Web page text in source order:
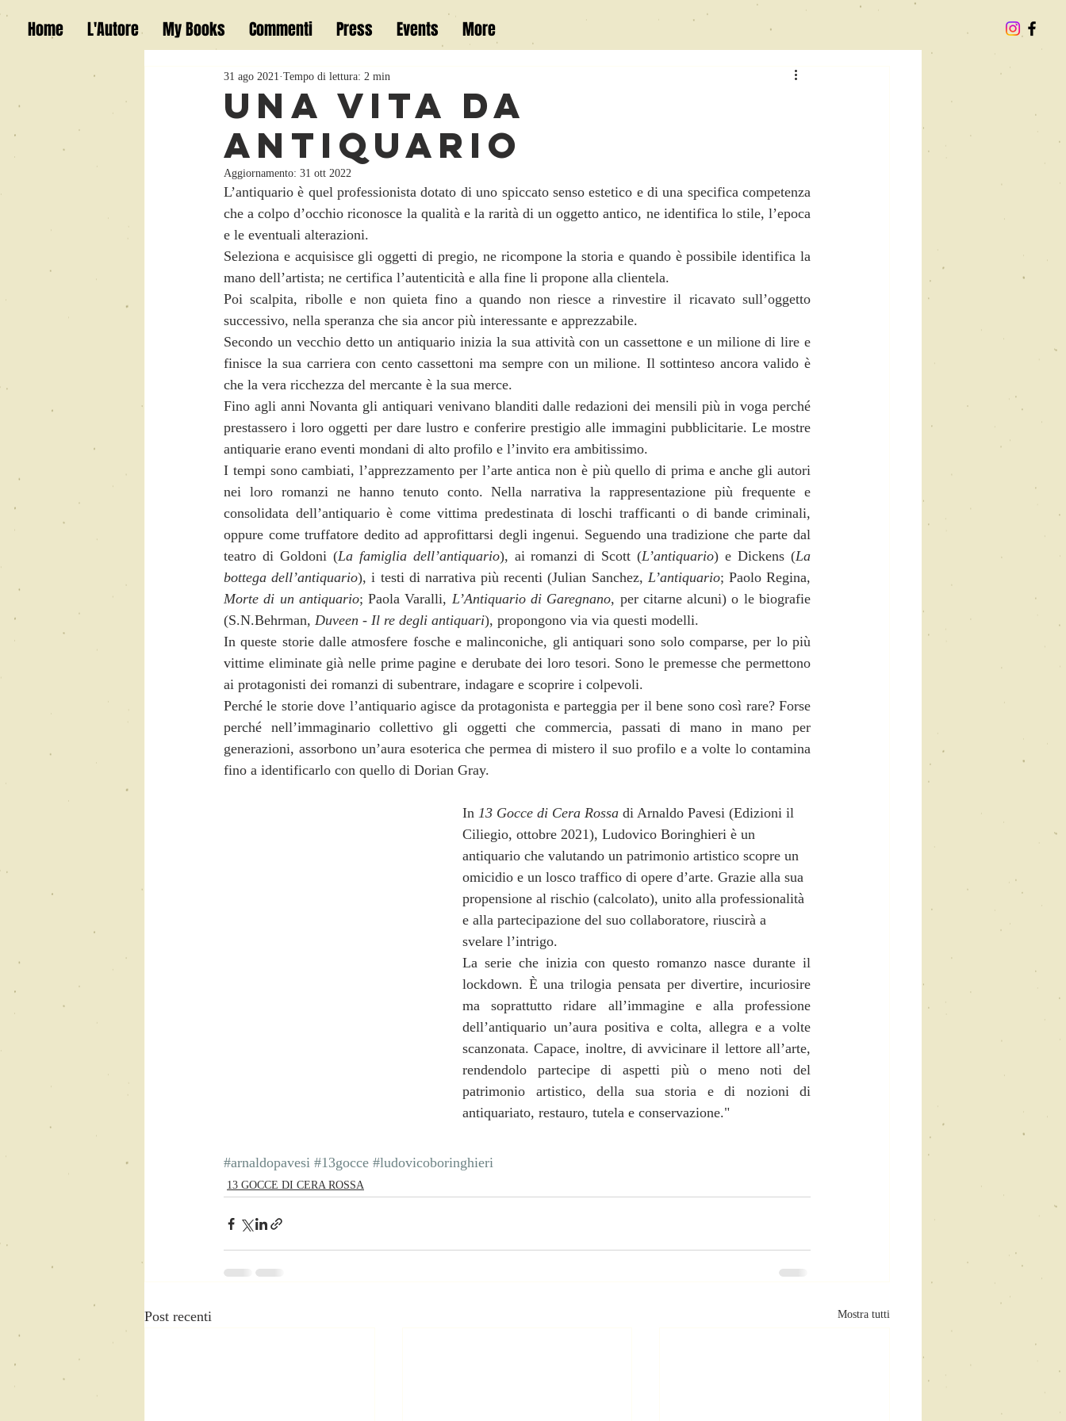
Home L'Autore My Books Commenti Press Events More
UNA VITA DA
ANTIQUARIO
31 ago 2021 Tempo di lettura: 2 min
Aggiornamento: 31 ott 2022
L’antiquario è quel professionista dotato di uno spiccato senso estetico e di una specifica competenza
che a colpo d’occhio riconosce la qualità e la rarità di un oggetto antico, ne identifica lo stile, l’epoca
e le eventuali alterazioni.
Seleziona e acquisisce gli oggetti di pregio, ne ricompone la storia e quando è possibile identifica la
mano dell’artista; ne certifica l’autenticità e alla fine li propone alla clientela.
Poi scalpita, ribolle e non quieta fino a quando non riesce a rinvestire il ricavato sull’oggetto
successivo, nella speranza che sia ancor più interessante e apprezzabile.
Secondo un vecchio detto un antiquario inizia la sua attività con un cassettone e un milione di lire e
finisce la sua carriera con cento cassettoni ma sempre con un milione. Il sottinteso ancora valido è
che la vera ricchezza del mercante è la sua merce.
Fino agli anni Novanta gli antiquari venivano blanditi dalle redazioni dei mensili più in voga perché
prestassero i loro oggetti per dare lustro e conferire prestigio alle immagini pubblicitarie. Le mostre
antiquarie erano eventi mondani di alto profilo e l’invito era ambitissimo.
I tempi sono cambiati, l’apprezzamento per l’arte antica non è più quello di prima e anche gli autori
nei loro romanzi ne hanno tenuto conto. Nella narrativa la rappresentazione più frequente e
consolidata dell’antiquario è come vittima predestinata di loschi trafficanti o di bande criminali,
oppure come truffatore dedito ad approfittarsi degli ingenui. Seguendo una tradizione che parte dal
teatro di Goldoni (La famiglia dell’antiquario), ai romanzi di Scott (L’antiquario) e Dickens (La
bottega dell’antiquario), i testi di narrativa più recenti (Julian Sanchez, L’antiquario
Morte di un antiquario; Paola Varalli, L’Antiquario di Garegnano, per citarne alcuni) o le biografie
(S.N.Behrman, Duveen - Il re degli antiquari), propongono via via questi modelli.
In queste storie dalle atmosfere fosche e malinconiche, gli antiquari sono solo comparse, per lo più
vittime eliminate già nelle prime pagine e derubate dei loro tesori. Sono le premesse che permettono
ai protagonisti dei romanzi di subentrare, indagare e scoprire i colpevoli.
Perché le storie dove l’antiquario agisce da protagonista e parteggia per il bene sono così rare? Forse
perché nell’immaginario collettivo gli oggetti che commercia, passati di mano in mano per
generazioni, assorbono un’aura esoterica che permea di mistero il suo profilo e a volte lo contamina
fino a identificarlo con quello di Dorian Gray.
In 13 Gocce di Cera Rossa di Arnaldo Pavesi (Edizioni il
Ciliegio, ottobre 2021), Ludovico Boringhieri è un
antiquario che valutando un patrimonio artistico scopre un
omicidio e un losco traffico di opere d’arte. Grazie alla sua
propensione al rischio (calcolato), unito alla professionalità
e alla partecipazione del suo collaboratore, riuscirà a
svelare l’intrigo.
La serie che inizia con questo romanzo nasce durante il
lockdown. È una trilogia pensata per divertire, incuriosire
ma soprattutto ridare all’immagine e alla professione
dell’antiquario un’aura positiva e colta, allegra e a volte
scanzonata. Capace, inoltre, di avvicinare il lettore all’arte,
rendendolo partecipe di aspetti più o meno noti del
patrimonio artistico, della sua storia e di nozioni di
antiquariato, restauro, tutela e conservazione."
#arnaldopavesi #13gocce #ludovicoboringhieri
13 GOCCE DI CERA ROSSA
Post recenti Mostra tutti